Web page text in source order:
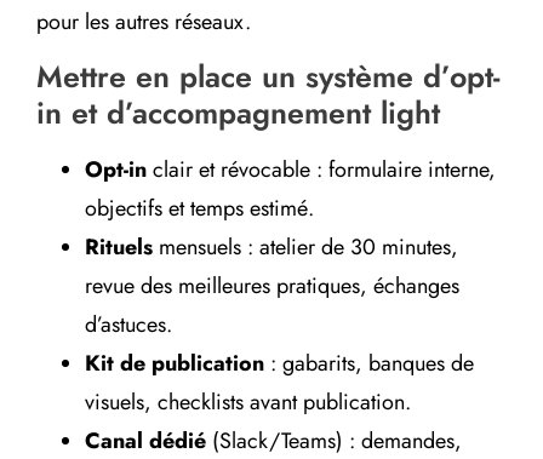
pour les autres réseaux.
Mettre en place un système d’opt-
in et d’accompagnement light
Opt-inclair et révocable : formulaire interne,
objectifs et temps estimé.
Rituels mensuels : atelier de 30 minutes,
revue des meilleures pratiques, échanges
d’astuces.
Kit de publication : gabarits, banques de
visuels, checklists avant publication.
Canal dédié (Slack/Teams) : demandes,